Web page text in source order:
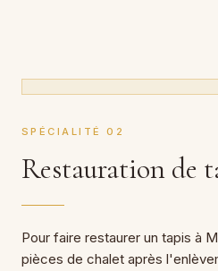
SPÉCIALITÉ 02
Restauration de
Pour faire restaurer un tapis à
pièces de chalet après